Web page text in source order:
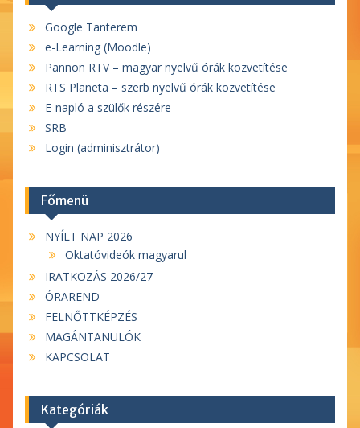
Google Tanterem
e-Learning (Moodle)
Pannon RTV – magyar nyelvű órák közvetítése
RTS Planeta – szerb nyelvű órák közvetítése
E-napló a szülők részére
SRB
Login (adminisztrátor)
Főmenü
NYÍLT NAP 2026
Oktatóvideók magyarul
IRATKOZÁS 2026/27
ÓRAREND
FELNŐTTKÉPZÉS
MAGÁNTANULÓK
KAPCSOLAT
Kategóriák